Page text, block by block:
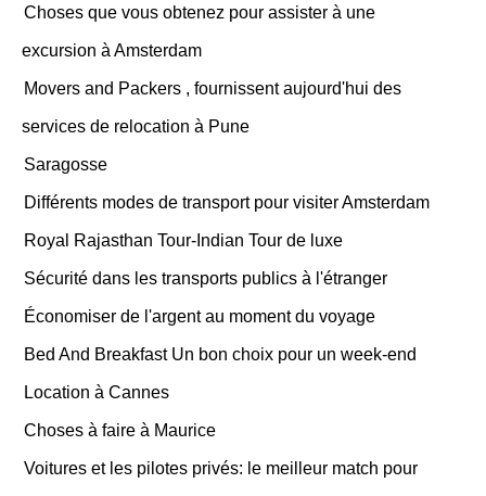
Choses que vous obtenez pour assister à une
excursion à Amsterdam
Movers and Packers , fournissent aujourd'hui des
services de relocation à Pune
Saragosse
Différents modes de transport pour visiter Amsterdam
Royal Rajasthan Tour-Indian Tour de luxe
Sécurité dans les transports publics à l'étranger
Économiser de l'argent au moment du voyage
Bed And Breakfast Un bon choix pour un week-end
Location à Cannes
Choses à faire à Maurice
Voitures et les pilotes privés: le meilleur match pour